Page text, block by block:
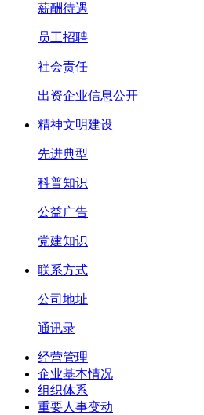
薪酬待遇
员工招聘
社会责任
出资企业信息公开
精神文明建设
先进典型
科普知识
公益广告
党建知识
联系方式
公司地址
通讯录
经营管理
企业基本情况
组织体系
重要人事变动